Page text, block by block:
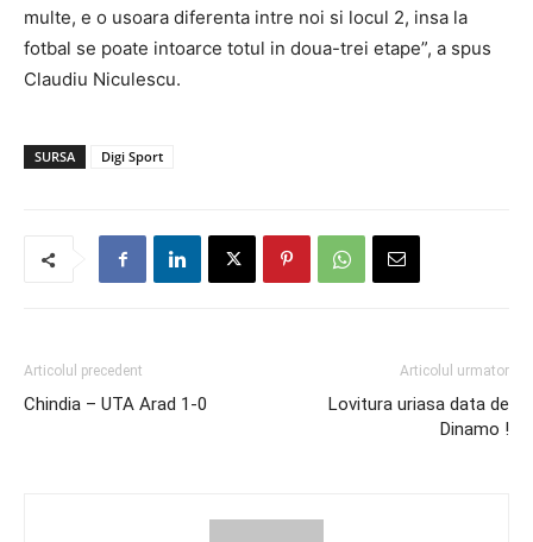
multe, e o usoara diferenta intre noi si locul 2, insa la
fotbal se poate intoarce totul in doua-trei etape”, a spus
Claudiu Niculescu.
SURSA Digi Sport
Articolul precedent
Chindia – UTA Arad 1-0
Articolul urmator
Lovitura uriasa data de
Dinamo !